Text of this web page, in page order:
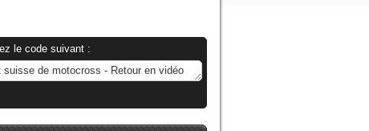
le code suivant :